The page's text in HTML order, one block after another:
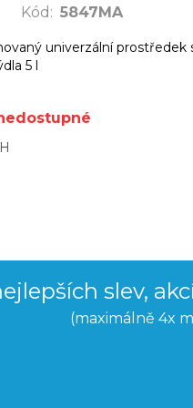
Kód : 5847MA
univerzální prostředek
5 l
slev,
(maximálně 4x